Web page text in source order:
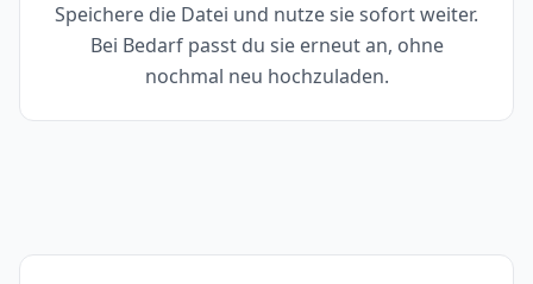
Speichere die Datei und nutze sie sofort weiter.
Bei Bedarf passt du sie erneut an, ohne
nochmal neu hochzuladen.